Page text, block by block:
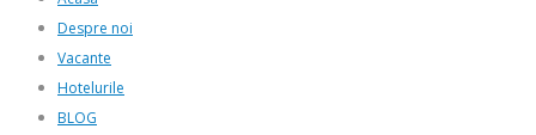
Despre noi
Vacante
Hotelurile
BLOG